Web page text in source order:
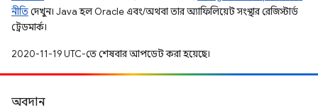
নীতিদেখুন। Java হল Oracle এবং/অথবা তার অ্যাফিলিয়েট সংস্থার রেজিস্টার্ড
ট্রেডমার্ক।
2020-11-19 UTC-তে শেষবার আপডেট করা হয়েছে।
অবদান